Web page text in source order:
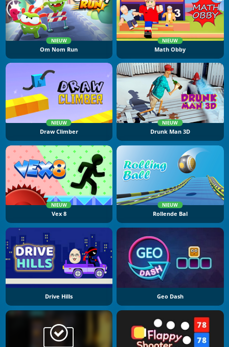
NIEUW
Om Nom Run
NIEUW
Math Obby
NIEUW
Draw Climber
NIEUW
Drunk Man 3D
NIEUW
Vex 8
NIEUW
Rollende Bal
Drive Hills Geo Dash